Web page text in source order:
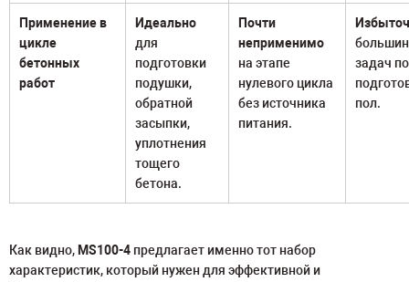
Применение в
цикле
бетонных
работ
Идеально
для
подготовки
подушки,
обратной
засыпки,
уплотнения
тощего
бетона.
Почти
неприменимо
на этапе
нулевого цикла
без источника
питания.
задач по
пол.
Как видно, MS100-4 предлагает именно тот набор
характеристик, который нужен для эффективной и